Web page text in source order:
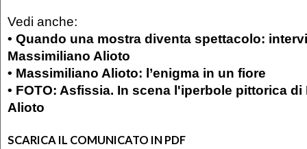
Vedi anche:
• Quando una mostra diventa spettacolo:
Massimiliano Alioto
• Massimiliano Alioto: l’enigma in un fiore
• FOTO: Asfissia. In scena l'iperbole pittorica
Alioto
SCARICA IL COMUNICATO IN PDF